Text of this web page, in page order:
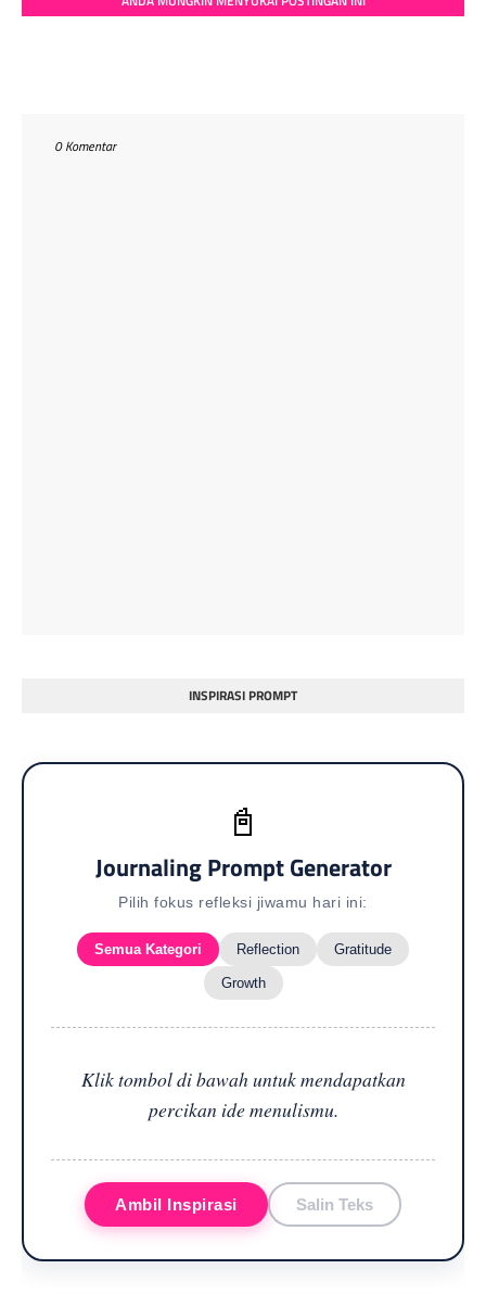
0 Komentar
INSPIRASI PROMPT
📓
Journaling Prompt Generator
Pilih fokus refleksi jiwamu hari ini:
Semua Kategori Reflection Gratitude
Growth
Klik tombol di bawah untuk mendapatkan
percikan ide menulismu.
Ambil Inspirasi Salin Teks